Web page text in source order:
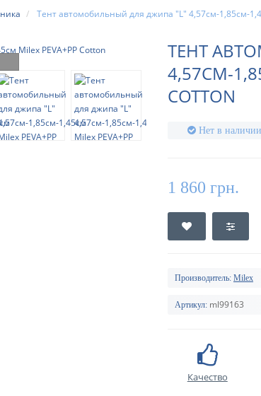
Тент автомобильный для джипа "L" 4,57см-1,85см-
ТЕНТ
4,57СМ-
COTTON
Нет в наличии
1 860 грн.
Производитель: Milex
Артикул: ml99163
Качество